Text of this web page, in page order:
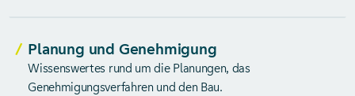
Planung und Genehmigung
Wissenswertes rund um die Planungen, das
Genehmigungsverfahren und den Bau.